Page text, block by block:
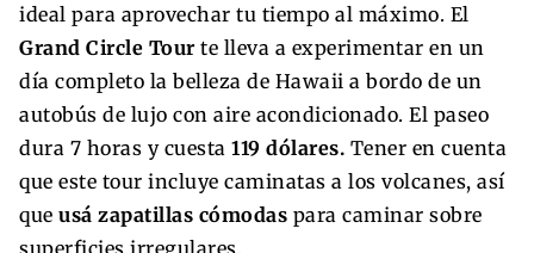
ideal para aprovechar tu tiempo al máximo. El
Grand Circle Tour te lleva a experimentar en un
día completo la belleza de Hawaii a bordo de un
autobús de lujo con aire acondicionado. El paseo
dura 7 horas y cuesta 119 dólares. Tener en cuenta
que este tour incluye caminatas a los volcanes, así
que usá zapatillas cómodas para caminar sobre
superficies irregulares.